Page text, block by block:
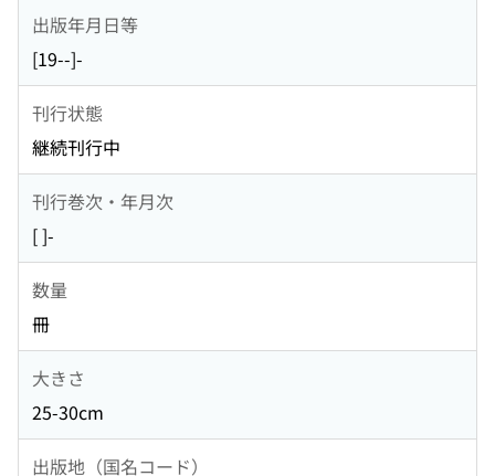
出版年月日等
[19--]-
刊行状態
継続刊行中
刊行巻次・年月次
[ ]-
数量
冊
大きさ
25-30cm
出版地（国名コード）